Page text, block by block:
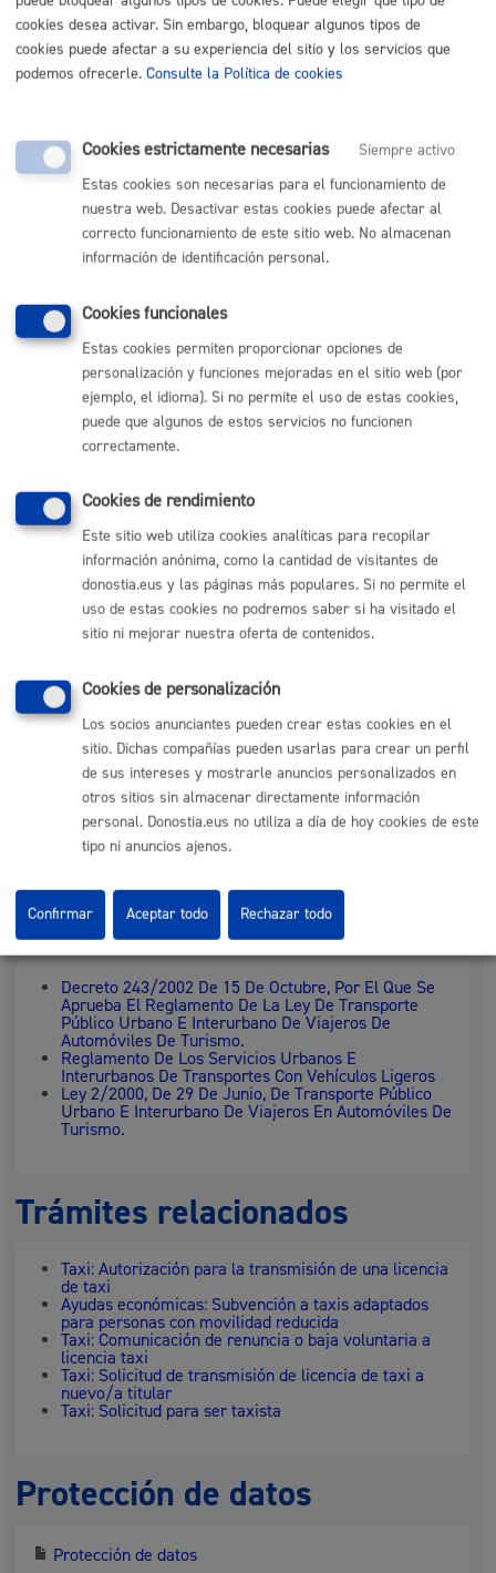
Nota :es obligatorioel uso del impreso específico
indicado en este trámite.
Tamaño máximo anexos: 10 Mb
Cantidad a abonar
Gratuito
Plazo de resolución y sentido
del silencio
Plazo estimado: 1 semana Plazo legal:3 meses
Sentido del silencio:Positivo
vehículo
Pasos del procedimiento
Registro solicitud y documentación
Subsanación de la documentación, en su csao
Resolución concesión licencia definitiva taxi
Notificación a persona interesada
Responsable de la tramitación
Departamento:Dirección de Movilidad
Normativa
Decreto 243/2002 De 15 De Octubre, Por El Que Se
Aprueba El Reglamento De La Ley De Transporte
Público Urbano E Interurbano De Viajeros De
Automóviles De Turismo.
Reglamento De Los Servicios Urbanos E
Interurbanos De Transportes Con Vehículos Ligeros
Ley 2/2000, De 29 De Junio, De Transporte Público
Urbano E Interurbano De Viajeros En Automóviles De
Turismo.
Trámites relacionados
Taxi: Autorización para la transmisión de una licencia
de taxi
Ayudas económicas: Subvención a taxis adaptados
para personas con movilidad reducida
Taxi: Comunicación de renuncia o baja voluntaria a
licencia taxi
Taxi: Solicitud de transmisión de licencia de taxi a
nuevo/a titular
Taxi: Solicitud para ser taxista
Protección de datos
Protección de datos
cookies desea activar. Sin embargo, bloquear algunos tipos de
cookies puede afectar a su experiencia del sitio y los servicios que
podemos ofrecerle. Consulte la Política de cookies
Cookies estrictamente necesarias
Siempre activo
Estas cookies son necesarias para el funcionamiento de
nuestra web. Desactivar estas cookies puede afectar al
correcto funcionamiento de este sitio web. No almacenan
información de identificación personal.
Cookies funcionales
Estas cookies permiten proporcionar opciones de
personalización y funciones mejoradas en el sitio web (por
ejemplo, el idioma). Si no permite el uso de estas cookies,
puede que algunos de estos servicios no funcionen
correctamente.
Cookies de rendimiento
Este sitio web utiliza cookies analíticas para recopilar
información anónima, como la cantidad de visitantes de
donostia.eus y las páginas más populares. Si no permite el
uso de estas cookies no podremos saber si ha visitado el
sitio ni mejorar nuestra oferta de contenidos.
Cookies de personalización
Los socios anunciantes pueden crear estas cookies en el
sitio. Dichas compañías pueden usarlas para crear un perfil
de sus intereses y mostrarle anuncios personalizados en
otros sitios sin almacenar directamente información
personal. Donostia.eus no utiliza a día de hoy cookies de este
tipo ni anuncios ajenos.
Rechazar todo
Confirmar Aceptar todo